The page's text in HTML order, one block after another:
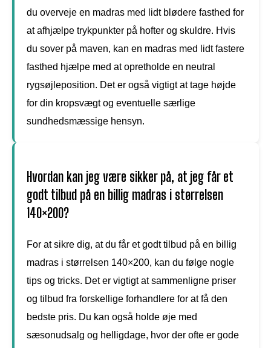
du overveje en madras med lidt blødere fasthed for
at afhjælpe trykpunkter på hofter og skuldre. Hvis
du sover på maven, kan en madras med lidt fastere
fasthed hjælpe med at opretholde en neutral
rygsøjleposition. Det er også vigtigt at tage højde
for din kropsvægt og eventuelle særlige
sundhedsmæssige hensyn.
Hvordan kan jeg være sikker på, at jeg får et
godt tilbud på en billig madras i størrelsen
140×200?
For at sikre dig, at du får et godt tilbud på en billig
madras i størrelsen 140×200, kan du følge nogle
tips og tricks. Det er vigtigt at sammenligne priser
og tilbud fra forskellige forhandlere for at få den
bedste pris. Du kan også holde øje med
sæsonudsalg og helligdage, hvor der ofte er gode